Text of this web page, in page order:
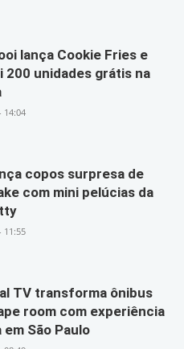
lança Cookie Fries e
200 unidades grátis na
14:04
copos surpresa de
com mini pelúcias da
11:55
TV transforma ônibus
room com experiência
São Paulo